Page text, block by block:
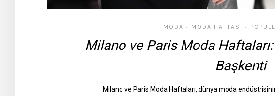
MODA • MODA HAFTASI •
Milano ve Paris Moda Haftaları:
Başkenti
Milano ve Paris Moda Haftaları, dünya moda